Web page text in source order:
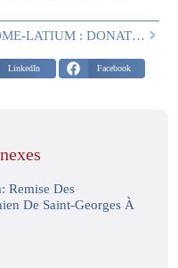
ROME-LATIUM : DONATION DE 200 COUVERTURES À LA CROIX-ROUGE ITALIENNE
LinkedIn Facebook
Remise Des
De Saint-Georges À